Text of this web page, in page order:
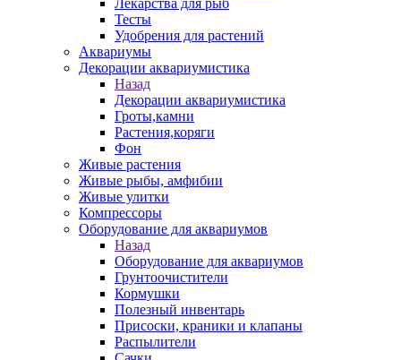
Лекарства для рыб
Тесты
Удобрения для растений
Аквариумы
Декорации аквариумистика
Назад
Декорации аквариумистика
Гроты,камни
Растения,коряги
Фон
Живые растения
Живые рыбы, амфибии
Живые улитки
Компрессоры
Оборудование для аквариумов
Назад
Оборудование для аквариумов
Грунтоочистители
Кормушки
Полезный инвентарь
Присоски, краники и клапаны
Распылители